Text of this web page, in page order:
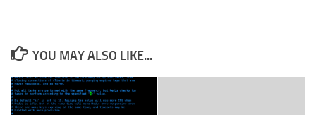
YOU MAY ALSO LIKE...